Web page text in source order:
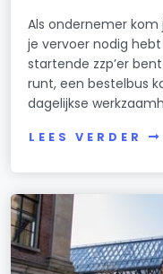
Als ondernemer
je vervoer nodig
startende zzp’er
runt, een bestelbus
dagelijkse
LEES VERDER